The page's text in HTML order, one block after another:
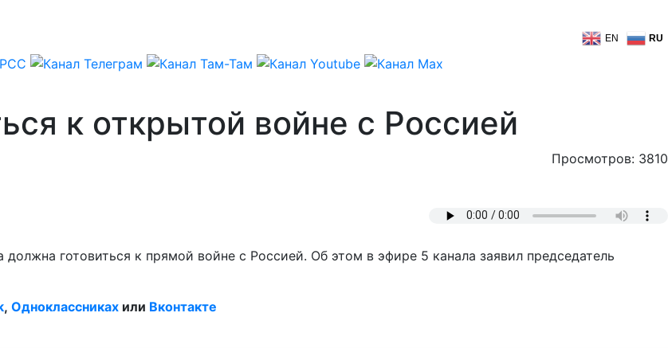
EN RU
к открытой войне с Россией
Просмотров: 3810
готовиться к прямой войне с Россией. Об этом в эфире 5 канала заявил председатель
, Одноклассниках или Вконтакте